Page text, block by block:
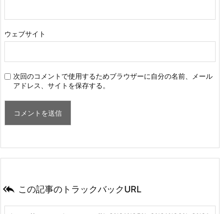
ウェブサイト
次回のコメントで使用するためブラウザーに自分の名前、メール
アドレス、サイトを保存する。
 この記事のトラックバックURL